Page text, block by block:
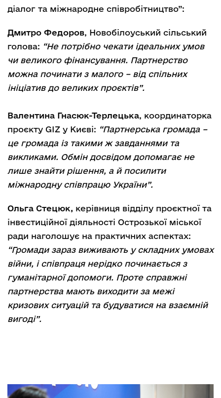
діалог та міжнародне співробітництво”:
Дмитро Федоров, Новобілоуський сільський
голова: “Не потрібно чекати ідеальних умов
чи великого фінансування. Партнерство
можна починати з малого – від спільних
ініціатив до великих проєктів”.
Валентина Гнасюк-Терлецька, координаторка
проєкту GIZ у Києві: “Партнерська громада –
це громада із такими ж завданнями та
викликами. Обмін досвідом допомагає не
лише знайти рішення, а й посилити
міжнародну співпрацю України”.
Ольга Стецюк, керівниця відділу проєктної та
інвестиційної діяльності Острозької міської
ради наголошує на практичних аспектах:
“Громади зараз виживають у складних умовах
війни, і співпраця нерідко починається з
гуманітарної допомоги. Проте справжні
партнерства мають виходити за межі
кризових ситуацій та будуватися на взаємній
вигоді”.